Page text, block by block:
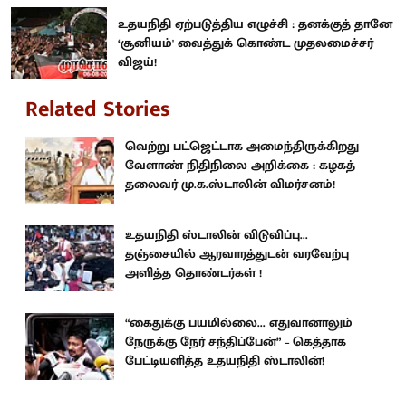
உதயநிதி ஏற்படுத்திய எழுச்சி : தனக்குத் தானே
‘சூனியம்' வைத்துக் கொண்ட முதலமைச்சர்
விஜய்!
Related Stories
வெற்று பட்ஜெட்டாக அமைந்திருக்கிறது
வேளாண் நிதிநிலை அறிக்கை : கழகத்
தலைவர் மு.க.ஸ்டாலின் விமர்சனம்!
உதயநிதி ஸ்டாலின் விடுவிப்பு...
தஞ்சையில் ஆரவாரத்துடன் வரவேற்பு
அளித்த தொண்டர்கள் !
“கைதுக்கு பயமில்லை... எதுவானாலும்
நேருக்கு நேர் சந்திப்பேன்” – கெத்தாக
பேட்டியளித்த உதயநிதி ஸ்டாலின்!